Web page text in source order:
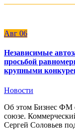
Авг 06
Независимые
просьбой
крупными
Новости
Об этом Бизнес ФМ
союзе.
Сергей Соловьев